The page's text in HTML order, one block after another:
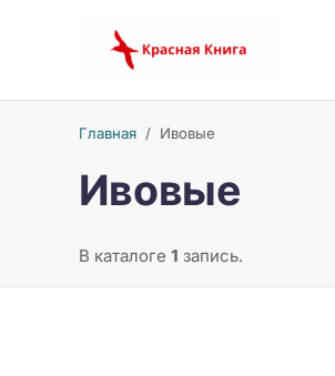
Главная/ Ивовые
Ивовые
В каталоге 1 запись.